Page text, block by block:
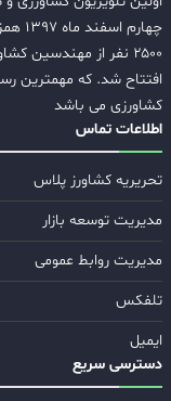
۲۵۰۰ نفر از
افتتاح شد. که مهمترین
کشاورزی می باشد
اطلاعات تماس
تحریریه کشاورز پلاس
مدیریت توسعه بازار
مدیریت روابط عمومی
تلفکس
ایمیل
دسترسی سریع